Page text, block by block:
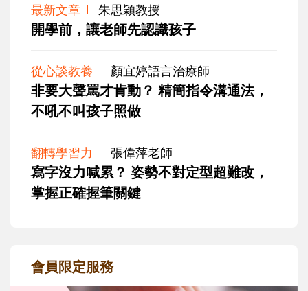
最新文章 朱思穎教授
開學前，讓老師先認識孩子
從心談教養 顏宜婷語言治療師
非要大聲罵才肯動？ 精簡指令溝通法，
不吼不叫孩子照做
翻轉學習力 張偉萍老師
寫字沒力喊累？ 姿勢不對定型超難改，
掌握正確握筆關鍵
會員限定服務